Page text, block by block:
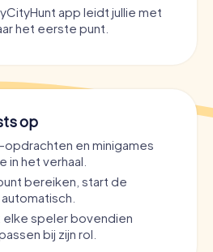
app leidt jullie met
het eerste punt.
op
opdrachten en minigames
in het verhaal.
bereiken, start de
speler bovendien
bij zijn rol.